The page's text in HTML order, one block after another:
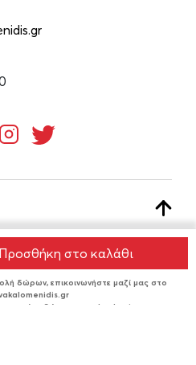
Προσθήκη στο καλάθι
δώρων, επικοινωνήστε μαζί μας στο
δώρου στο checkout.
BY